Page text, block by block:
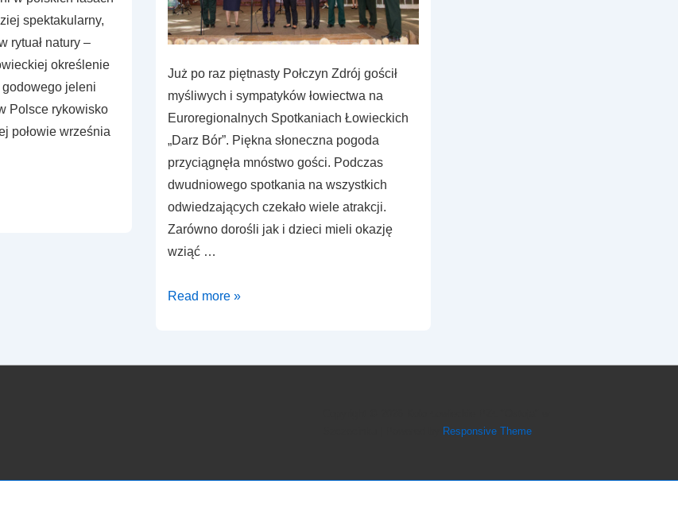
spektakularny,
rytuał natury –
określenie
jeleni
Polsce rykowisko
połowie września
Już po raz piętnasty Połczyn Zdrój gościł
myśliwych i sympatyków łowiectwa na
Euroregionalnych Spotkaniach Łowieckich
„Darz Bór”. Piękna słoneczna pogoda
przyciągnęła mnóstwo gości. Podczas
dwudniowego spotkania na wszystkich
odwiedzających czekało wiele atrakcji.
Zarówno dorośli jak i dzieci mieli okazję
wziąć …
Koło
na
Read more »
Responsive Theme